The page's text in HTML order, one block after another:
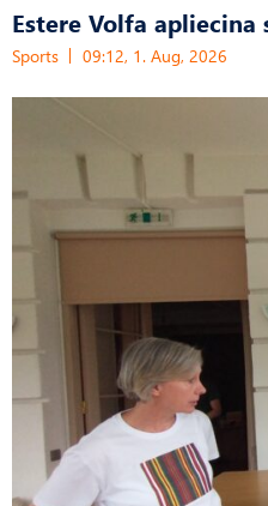
Estere Volfa apliecina
Sports 09:12, 1. Aug, 2026